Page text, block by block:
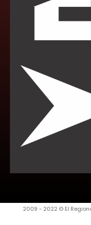
2009 - 2022 © El